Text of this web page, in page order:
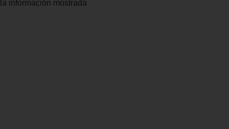
la información mostrada